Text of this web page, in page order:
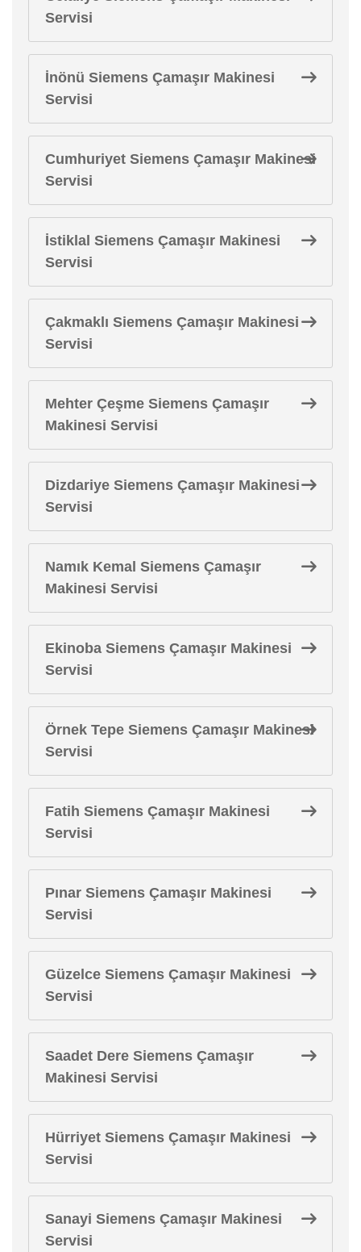
Servisi
İnönü Siemens Çamaşır Makinesi
Servisi
Cumhuriyet Siemens Çamaşır Makinesi
Servisi
İstiklal Siemens Çamaşır Makinesi
Servisi
Çakmaklı Siemens Çamaşır Makinesi
Servisi
Mehter Çeşme Siemens Çamaşır
Makinesi Servisi
Dizdariye Siemens Çamaşır Makinesi
Servisi
Namık Kemal Siemens Çamaşır
Makinesi Servisi
Ekinoba Siemens Çamaşır Makinesi
Servisi
Örnek Tepe Siemens Çamaşır Makinesi
Servisi
Fatih Siemens Çamaşır Makinesi
Servisi
Pınar Siemens Çamaşır Makinesi
Servisi
Güzelce Siemens Çamaşır Makinesi
Servisi
Saadet Dere Siemens Çamaşır
Makinesi Servisi
Hürriyet Siemens Çamaşır Makinesi
Servisi
Sanayi Siemens Çamaşır Makinesi
Servisi